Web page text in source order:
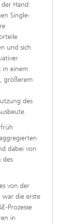
Hand:
Single-
und sich
in einem
größerem
des
früh
dabei von
des
von der
war die erste
Prozesse
in